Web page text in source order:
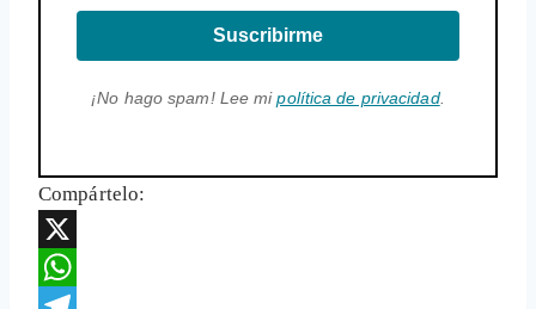
Suscribirme
¡No hago spam! Lee mipolítica de privacidad.
Compártelo:
X